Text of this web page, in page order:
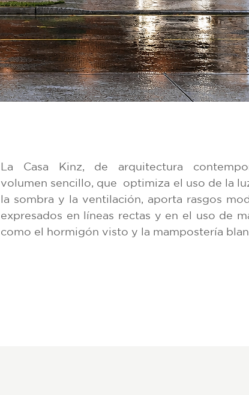
La Casa Kinz, de arquitectura
volumen sencillo, que optimiza el uso de la
la sombra y la ventilación, aporta rasgos
expresados en líneas rectas y en el uso de
como el hormigón visto y la mampostería